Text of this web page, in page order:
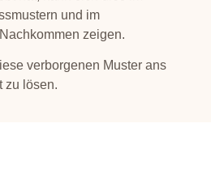
und im
zeigen.
verborgenen Muster ans
zu lösen.